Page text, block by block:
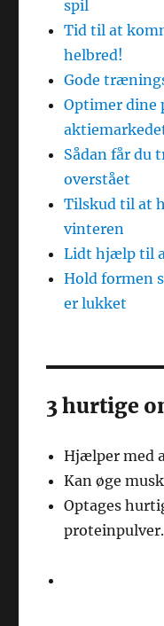
spil
Tid til at
helbred!
Gode
Optimer dine
Sådan får du
overstået
Tilskud til at
vinteren
Lidt hjælp til
Hold formen
er lukket
3 hurtige
Hjælper med
Kan øge
Optages
proteinpulver.